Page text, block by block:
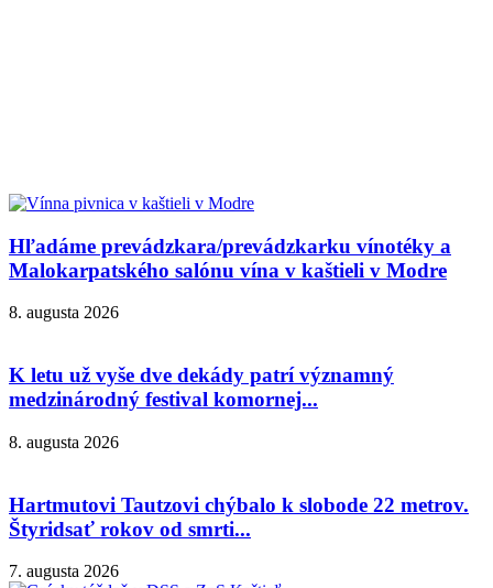
Hľadáme prevádzkara/prevádzkarku vínotéky a
Malokarpatského salónu vína v kaštieli v Modre
8. augusta 2026
K letu už vyše dve dekády patrí významný
medzinárodný festival komornej...
8. augusta 2026
Hartmutovi Tautzovi chýbalo k slobode 22 metrov.
Štyridsať rokov od smrti...
7. augusta 2026